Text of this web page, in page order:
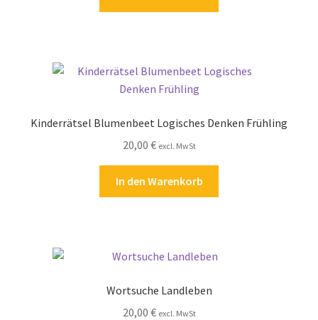
Kinderrätsel Blumenbeet Logisches Denken Frühling
20,00 € excl. MwSt
In den Warenkorb
Wortsuche Landleben
20,00 € excl. MwSt